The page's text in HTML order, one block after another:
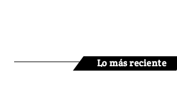
Lo más reciente